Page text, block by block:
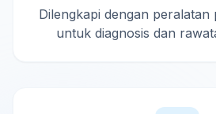
Dilengkapi dengan
untuk diagnosis dan